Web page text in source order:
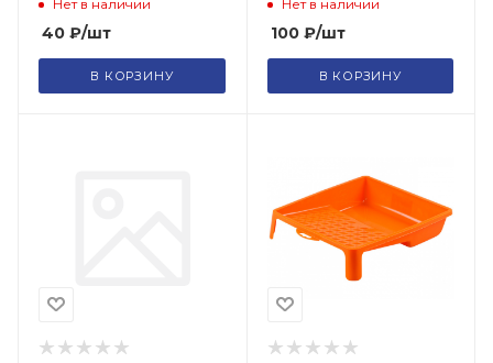
Нет в наличии
40 ₽/шт
В КОРЗИНУ
Нет в наличии
100₽/шт
В КОРЗИНУ